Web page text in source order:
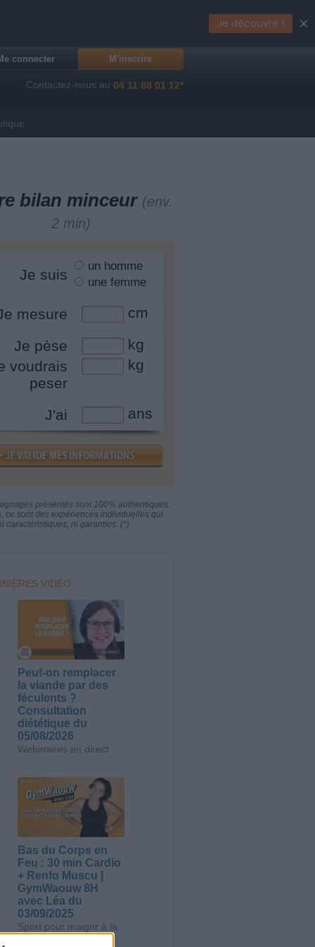
connecter M'inscrire
Contactez-nous au 04 11 88 01 12*
bilan minceur (env.
2 min)
Je suis
un homme
une femme
mesure cm
Je pèse
kg
voudrais
peser
kg
J'ai ans
présentés sont 100% authentiques.
ce sont des expériences individuelles qui
caractéristiques, ni garanties. (*)
VIDÉO
Peut-on remplacer
la viande par des
féculents ?
Consultation
diététique du
05/08/2026
Webinaires en direct
Bas du Corps en
Feu : 30 min Cardio
+ Renfo Muscu |
GymWaouw 8H
avec Léa du
03/09/2025
Sport pour maigrir à la
Je découvre ! ×